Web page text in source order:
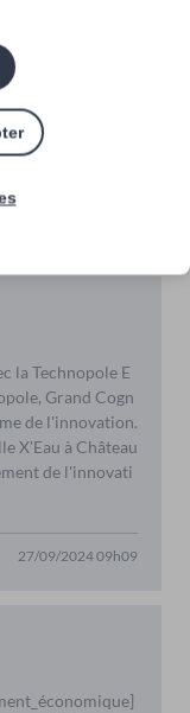
programme HE
des femmes
se déploie
sur le territoir
à l'expérien
la Technopole E
Grand Cogn
de l'innovation.
X'Eau à Château
de l'innovati
27/09/2024 09h09